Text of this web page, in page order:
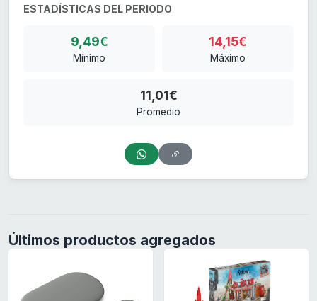
ESTADÍSTICAS DEL PERIODO
9,49€
Mínimo
14,15€
Máximo
11,01€
Promedio
Últimos productos agregados